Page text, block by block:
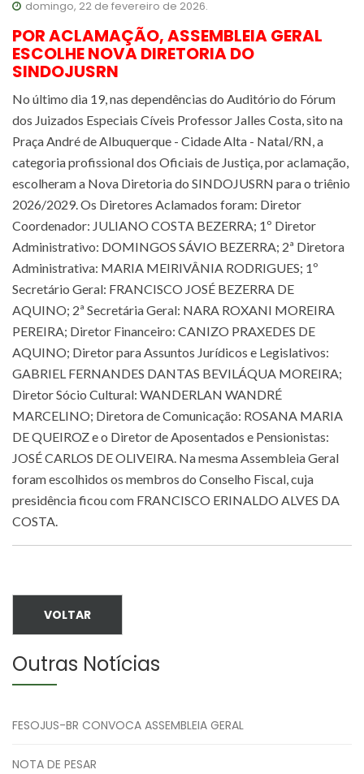
domingo, 22 de fevereiro de 2026.
POR ACLAMAÇÃO, ASSEMBLEIA GERAL
ESCOLHE NOVA DIRETORIA DO
SINDOJUSRN
No último dia 19, nas dependências do Auditório do Fórum
dos Juizados Especiais Cíveis Professor Jalles Costa, sito na
Praça André de Albuquerque - Cidade Alta - Natal/RN, a
categoria profissional dos Oficiais de Justiça, por aclamação,
escolheram a Nova Diretoria do SINDOJUSRN para o triênio
2026/2029. Os Diretores Aclamados foram: Diretor
Coordenador: JULIANO COSTA BEZERRA; 1º Diretor
Administrativo: DOMINGOS SÁVIO BEZERRA; 2ª Diretora
Administrativa: MARIA MEIRIVÂNIA RODRIGUES; 1º
Secretário Geral: FRANCISCO JOSÉ BEZERRA DE
AQUINO; 2ª Secretária Geral: NARA ROXANI MOREIRA
PEREIRA; Diretor Financeiro: CANIZO PRAXEDES DE
AQUINO; Diretor para Assuntos Jurídicos e Legislativos:
GABRIEL FERNANDES DANTAS BEVILÁQUA MOREIRA;
Diretor Sócio Cultural: WANDERLAN WANDRÉ
MARCELINO; Diretora de Comunicação: ROSANA MARIA
DE QUEIROZ e o Diretor de Aposentados e Pensionistas:
JOSÉ CARLOS DE OLIVEIRA. Na mesma Assembleia Geral
foram escolhidos os membros do Conselho Fiscal, cuja
presidência ficou com FRANCISCO ERINALDO ALVES DA
COSTA.
VOLTAR
Outras Notícias
FESOJUS-BR CONVOCA ASSEMBLEIA GERAL
NOTA DE PESAR